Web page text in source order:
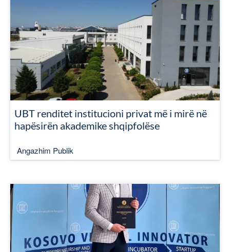
UBT renditet institucioni privat më i mirë në
hapësirën akademike shqipfolëse
Angazhim Publik